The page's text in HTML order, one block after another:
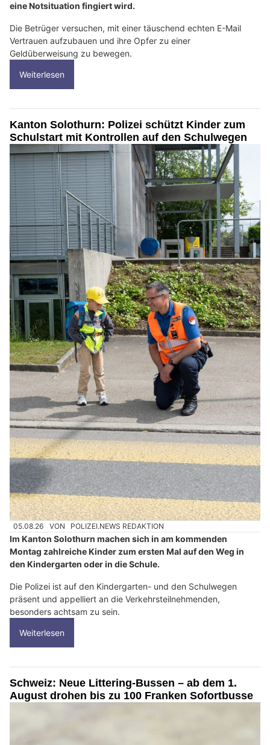
eine Notsituation fingiert wird.
Die Betrüger versuchen, mit einer täuschend echten E-Mail
Vertrauen aufzubauen und ihre Opfer zu einer
Geldüberweisung zu bewegen.
Weiterlesen
Kanton Solothurn: Polizei schützt Kinder zum
Schulstart mit Kontrollen auf den Schulwegen
05.08.26 VON POLIZEI.NEWS REDAKTION
Im Kanton Solothurn machen sich in am kommenden
Montag zahlreiche Kinder zum ersten Mal auf den Weg in
den Kindergarten oder in die Schule.
Die Polizei ist auf den Kindergarten- und den Schulwegen
präsent und appelliert an die Verkehrsteilnehmenden,
besonders achtsam zu sein.
Weiterlesen
Schweiz: Neue Littering-Bussen – ab dem 1.
August drohen bis zu 100 Franken Sofortbusse